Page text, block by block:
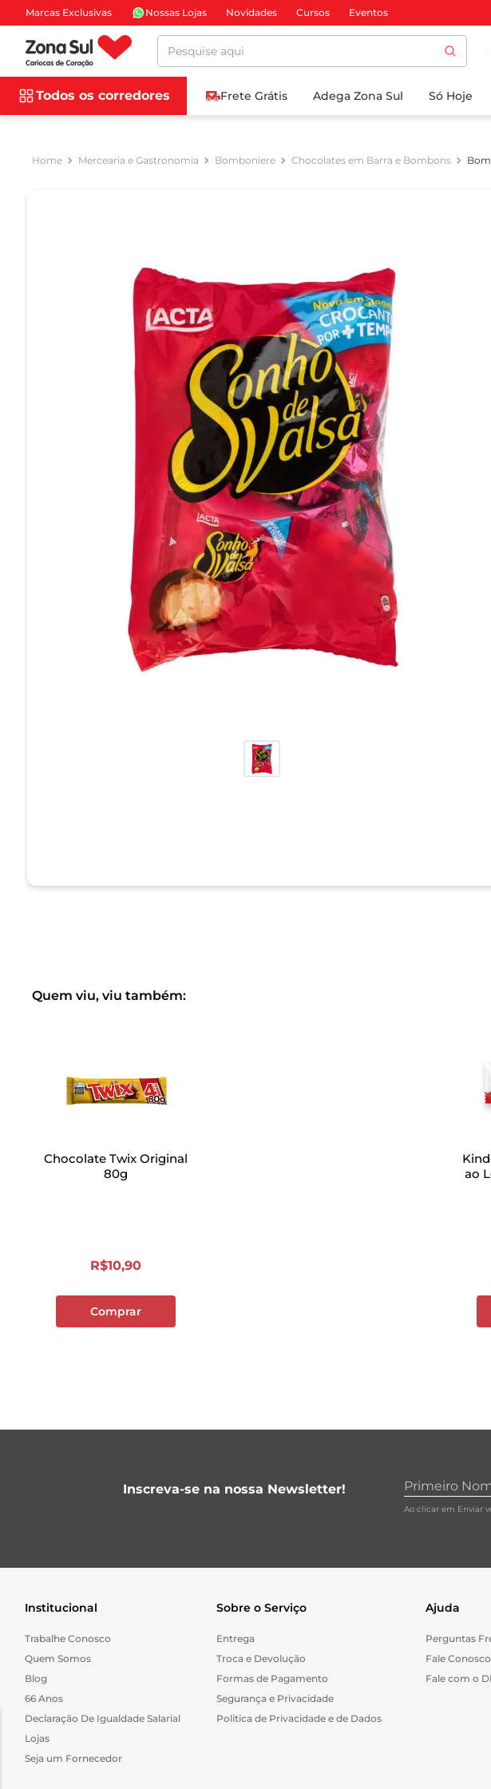
Marcas Exclusivas Nossas Lojas Novidades Cursos Eventos
Pesquise aqui
Todos os corredores Frete Grátis Adega Zona Sul Só Hoje
Mercearia e Gastronomia Bomboniere Chocolates em Barra e Bombons
Quem viu, viu também:
Chocolate Twix Original
80g
R$10,90
Comprar
ao
Inscreva-se na nossa Newsletter!
Ao clicar em Enviar
Institucional
Trabalhe Conosco
Quem Somos
Blog
66 Anos
Declaração De Igualdade Salarial
Lojas
Seja um Fornecedor
Sobre o Serviço
Entrega
Troca e Devolução
Formas de Pagamento
Segurança e Privacidade
Politica de Privacidade e de Dados
Ajuda
Perguntas
Fale Conosco
Fale com o